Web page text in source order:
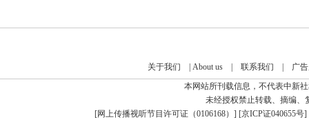
关于我们 About us| 联系我们
广
本网站所刊载信息，不代表中新
未经授权禁止转载、摘编、
[网上传播视听节目许可证（0106168） ] [京ICP证040655号]